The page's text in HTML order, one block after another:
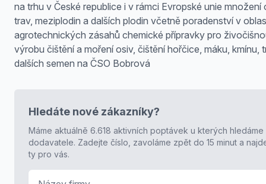
na trhu v České republice i v rámci Evropské unie množení
trav, meziplodin a dalších plodin včetně poradenství v
agrotechnických zásahů chemické přípravky pro
výrobu čištění a moření osiv, čištění hořčice, máku, kmínu,
dalších semen na ČSO Bobrová
Hledáte nové zákazníky?
Máme aktuálně 6.618 aktivních poptávek u kterých hledáme
dodavatele. Zadejte číslo, zavoláme zpět do 15 minut a
ty pro vás.